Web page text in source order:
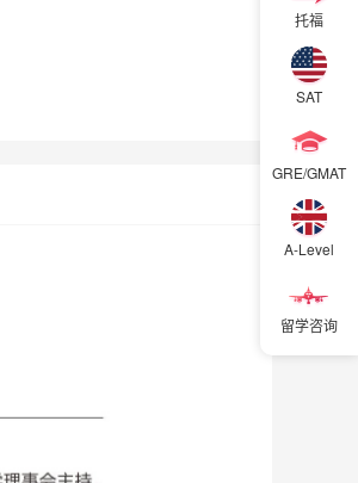
托福
SAT
GRE/GMAT
A-Level
留学咨询